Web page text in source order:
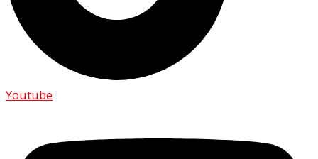
Youtube